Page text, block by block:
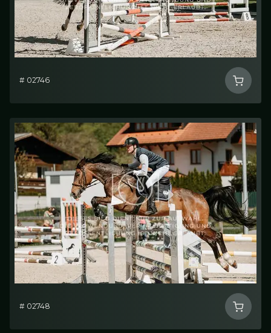
# 02746
# 02748